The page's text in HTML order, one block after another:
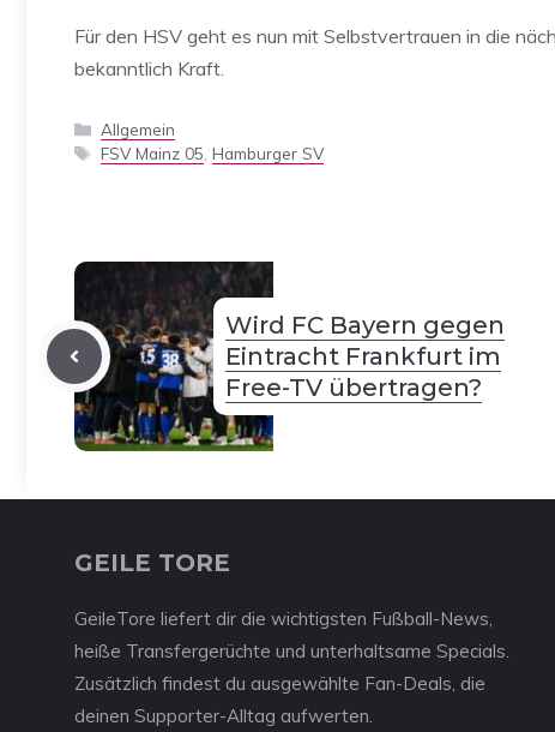
Für den HSV geht es nun mit Selbstvertrauen in die
bekanntlich Kraft.
Kategorien
Allgemein
Schlagwörter
FSV Mainz 05 Hamburger SV
Wird FC Bayern gegen
Eintracht Frankfurt im
Free-TV übertragen?
GEILE TORE
GeileTore liefert dir die wichtigsten Fußball-News,
heiße Transfergerüchte und unterhaltsame Specials.
Zusätzlich findest du ausgewählte Fan-Deals, die
deinen Supporter-Alltag aufwerten.